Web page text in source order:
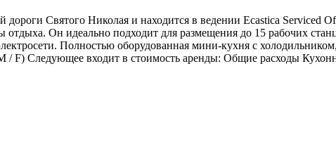
Святого Николая и находится в ведении Ecastica Serviced
Он идеально подходит для размещения до 15 рабочих
Полностью оборудованная мини-кухня с
F) Следующее входит в стоимость аренды: Общие расходы